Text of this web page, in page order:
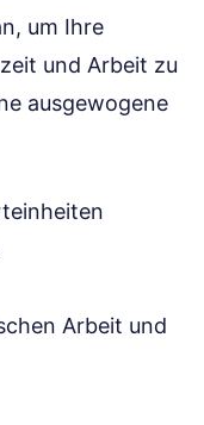
um Ihre
und Arbeit zu
ausgewogene
Arbeit und